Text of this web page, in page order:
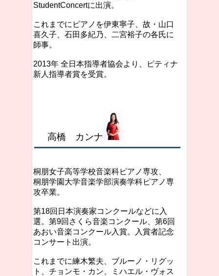
StudentConcertに出演。
これまでにピアノを伊東寧子、故・山口
喜久子、石田多紀乃、二宮裕子の各氏に
師事。
2013年 全日本指導者協会より、ピティナ
新人指導者賞を受賞。
高橋 カンナ
桐朋女子高等学校音楽科ピアノ専攻、
桐朋学園大学音楽学部演奏学科ピアノ専
攻卒業。
第18回日本演奏家コンクールなどに入
選。第9回さくら音楽コンクール、第6回
あおい音楽コンクール入賞。入賞者記念
コンサート出演。
これまでに練木繁夫、ブルーノ・リグッ
ト、チョンモ・カン、ミハエル・ヴォス